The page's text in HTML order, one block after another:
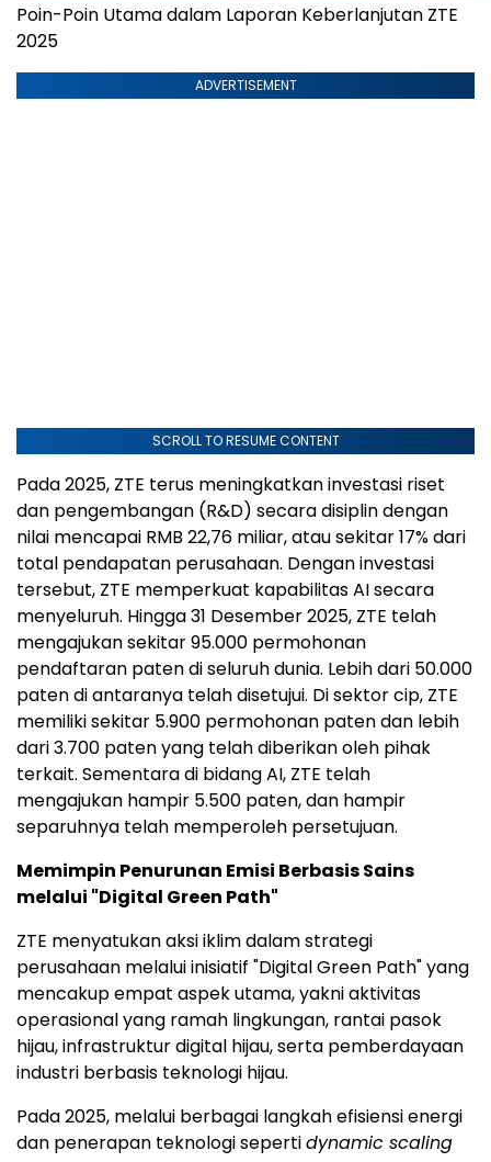
Poin-Poin Utama dalam Laporan Keberlanjutan ZTE
2025
ADVERTISEMENT
SCROLL TO RESUME CONTENT
Pada 2025, ZTE terus meningkatkan investasi riset
dan pengembangan (R&D) secara disiplin dengan
nilai mencapai RMB 22,76 miliar, atau sekitar 17% dari
total pendapatan perusahaan. Dengan investasi
tersebut, ZTE memperkuat kapabilitas AI secara
menyeluruh. Hingga 31 Desember 2025, ZTE telah
mengajukan sekitar 95.000 permohonan
pendaftaran paten di seluruh dunia. Lebih dari 50.000
paten di antaranya telah disetujui. Di sektor cip, ZTE
memiliki sekitar 5.900 permohonan paten dan lebih
dari 3.700 paten yang telah diberikan oleh pihak
terkait. Sementara di bidang AI, ZTE telah
mengajukan hampir 5.500 paten, dan hampir
separuhnya telah memperoleh persetujuan.
Memimpin Penurunan Emisi Berbasis Sains
melalui "Digital Green Path"
ZTE menyatukan aksi iklim dalam strategi
perusahaan melalui inisiatif "Digital Green Path" yang
mencakup empat aspek utama, yakni aktivitas
operasional yang ramah lingkungan, rantai pasok
hijau, infrastruktur digital hijau, serta pemberdayaan
industri berbasis teknologi hijau.
Pada 2025, melalui berbagai langkah efisiensi energi
dan penerapan teknologi sepertidynamic scaling